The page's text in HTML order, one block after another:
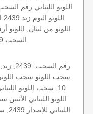
10, سحب اللوتو
اللوتو اللبناني